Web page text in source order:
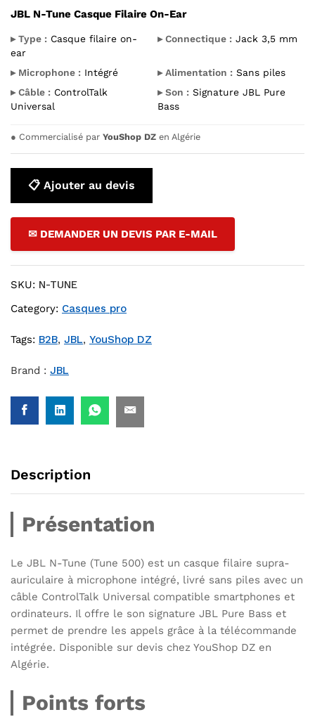
JBL N-Tune Casque Filaire On-Ear
▸ Type : Casque filaire on-
ear
▸ Connectique : Jack 3,5 mm
▸ Microphone : Intégré ▸ Alimentation : Sans piles
▸ Câble : ControlTalk
Universal
▸ Son : Signature JBL Pure
Bass
● Commercialisé par YouShop DZ en Algérie
📋 Ajouter au devis
✉ DEMANDER UN DEVIS PAR E-MAIL
SKU: N-TUNE
Category: Casques pro
Tags: B2B, JBL, YouShop DZ
Brand : JBL
Description
Présentation
Le JBL N-Tune (Tune 500) est un casque filaire supra-
auriculaire à microphone intégré, livré sans piles avec un
câble ControlTalk Universal compatible smartphones et
ordinateurs. Il offre le son signature JBL Pure Bass et
permet de prendre les appels grâce à la télécommande
intégrée. Disponible sur devis chez YouShop DZ en
Algérie.
Points forts